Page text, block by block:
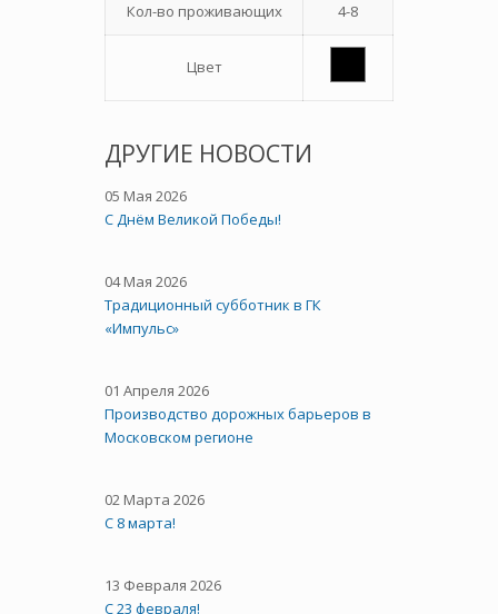
Кол-во проживающих 4-8
Цвет
ДРУГИЕ НОВОСТИ
05 Мая 2026
C Днём Великой Победы!
04 Мая 2026
Традиционный субботник в ГК
«Импульс»
01 Апреля 2026
Производство дорожных барьеров в
Московском регионе
02 Марта 2026
С 8 марта!
13 Февраля 2026
С 23 февраля!